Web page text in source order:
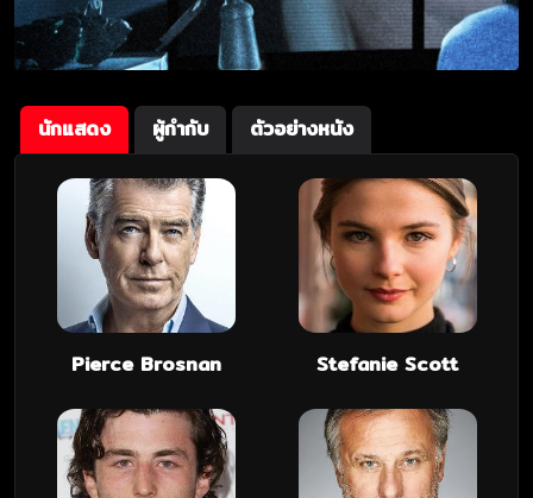
นักแสดง ผู้กำกับ ตัวอย่างหนัง
Pierce Brosnan Stefanie Scott